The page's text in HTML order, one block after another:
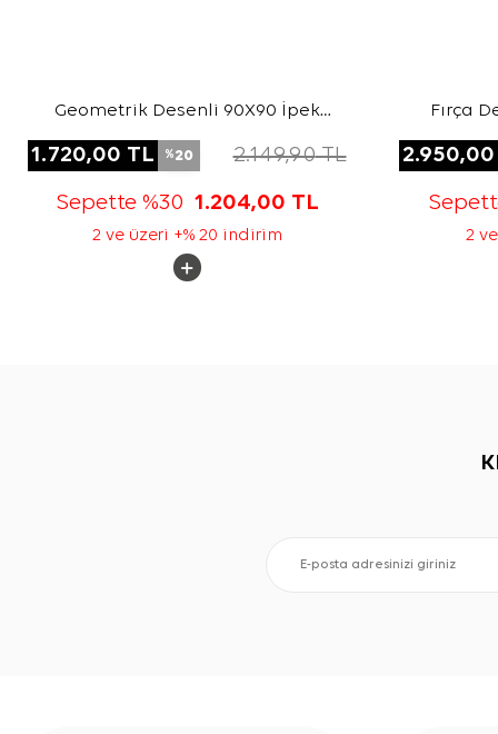
Geometrik Desenli 90X90 İpek
1.720,00 TL %20 2.149,90TL
Sepette %30 1.204,00 TL
2 ve üzeri +% 20 indirim
Fırça
2.950,00
2